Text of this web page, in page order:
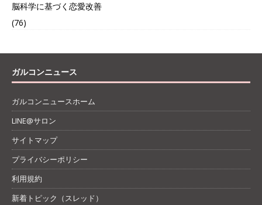
脳科学に基づく恋愛改善
(76)
ガルコンニュース
ガルコンニュースホーム
LINE@サロン
サイトマップ
プライバシーポリシー
利用規約
新着トピック（スレッド）